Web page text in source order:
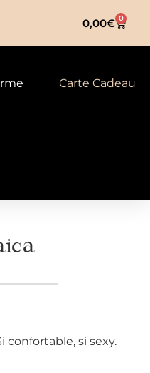
0,00€ 0
Carte Cadeau
si sexy.